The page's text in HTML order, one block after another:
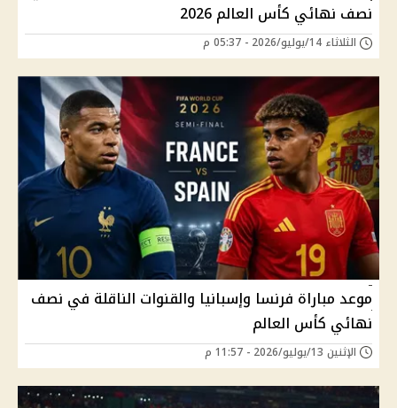
نصف نهائي كأس العالم 2026
الثلاثاء 14/يوليو/2026 - 05:37 م
موعد مباراة فرنسا وإسبانيا والقنوات الناقلة في نصف
نهائي كأس العالم
الإثنين 13/يوليو/2026 - 11:57 م